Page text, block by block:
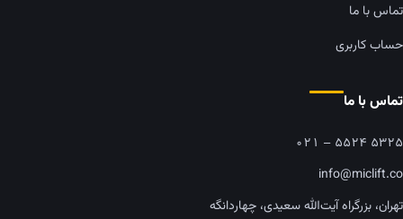
تماس با ما
حساب کاربری
تماس با ما
۰۲۱ – ۵۵۲۴ ۵۳۲۵
info@miclift.co
تهران، بزرگراه آیت‌الله سعیدی، چهاردانگه